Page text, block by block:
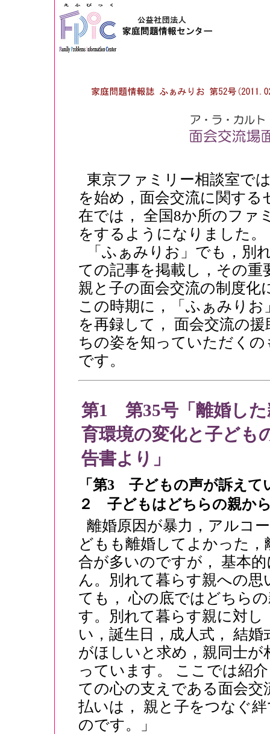
東京ファミリー相談室で
を始め，面会交流に関す
在では， 全国8か所のファ
をするようになりました。
「ふぁみりお」でも，別
ての記事を掲載し，その
親と子の面会交流の制度
この時期に，「ふぁみり
を再録して， 面会交流の
ちの姿を知っていただく
です。
第1 第35号「離婚した
育環境の変化と子ども
告書より」
「第3 子どもの声が訴えて
２ 子どもはどちらの親か
離婚原因が暴力，アルコ
どもも離婚してよかった
合が多いのですが， 基本
ん。別れて暮らす親への
ても， 心の底ではどちら
す。別れて暮らす親に対
い，誕生日，成人式， 結
がほしいと求め，親同士
っています。 ここでは紹
ての心の支えである面会
払いは， 親と子をつなぐ
のです。」